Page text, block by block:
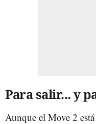
Para salir... y
Aunque el Move 2